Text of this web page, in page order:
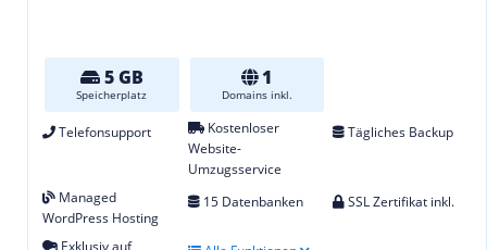
5 GB
Speicherplatz
1
Domains inkl.
Telefonsupport
Kostenloser
Website-
Umzugsservice
Tägliches Backup
Managed
WordPress Hosting
15 Datenbanken SSL Zertifikat inkl.
Exklusiv auf